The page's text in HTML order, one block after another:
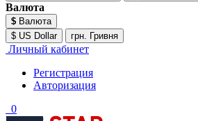
Валюта
$ Валюта
$ US Dollar
грн. Гривня
Личный кабинет
Регистрация
Авторизация
0